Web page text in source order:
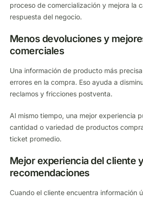
proceso de comercialización y mejora la
respuesta del negocio.
Menos devoluciones y
comerciales
Una información de producto más
errores en la compra. Eso ayuda a
reclamos y fricciones postventa.
Al mismo tiempo, una mejor experiencia
cantidad o variedad de productos
ticket promedio.
Mejor experiencia del cliente
recomendaciones
Cuando el cliente encuentra información